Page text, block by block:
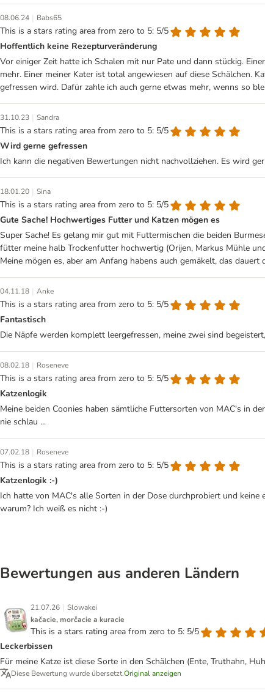
08.06.24 | Babs65
This is a stars rating area from zero to 5: 5/5
Hoffentlich keine Rezepturveränderung
Vor einiger Zeit hatte ich Schalen mit nur Pate und dann stückig.
mehr. Einer meiner Kater ist total angewiesen auf diese Schälchen.
gefressen wird. Dafür zahle ich auch gerne etwas mehr, wenns so
31.10.23 | Sandra
This is a stars rating area from zero to 5: 5/5
Wird gerne gefressen
Ich kann die negativen Bewertungen nicht nachvollziehen. Es wird
18.01.20 | Sina
This is a stars rating area from zero to 5: 5/5
Gute Sache! Hochwertiges Futter und Katzen mögen es
Super Sache! Es gelang mir gut mit Futtermischen die beiden
fütter meine halb Trockenfutter hochwertig (Orijen, Markus Mühle
Meine mögen es, aber am Anfang habens auch gemäkelt, das dauert
04.11.18 | Anke
This is a stars rating area from zero to 5: 5/5
Fantastisch
Die Näpfe werden komplett leergefressen, meine zwei sind
08.02.18 | Roseneve
This is a stars rating area from zero to 5: 5/5
Katzenlogik
Meine beiden Coonies haben sämtliche Futtersorten von MAC's in
nie schlau ...
07.02.18 | Roseneve
This is a stars rating area from zero to 5: 5/5
Katzenlogik :-)
Ich hatte von MAC's alle Sorten in der Dose durchprobiert und
warum? Ich weiß es nicht :-)
Bewertungen aus anderen Ländern
21.07.26 | Slowakei
kačacie, morčacie a kuracie
This is a stars rating area from zero to 5: 5/5
Leckerbissen
Für meine Katze ist diese Sorte in den Schälchen (Ente, Truthahn,
Diese Bewertung wurde übersetzt.Original anzeigen